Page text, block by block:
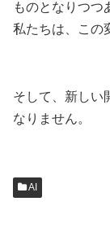
ものとなりつつ
私たちは、この
そして、新しい
なりません。
AI